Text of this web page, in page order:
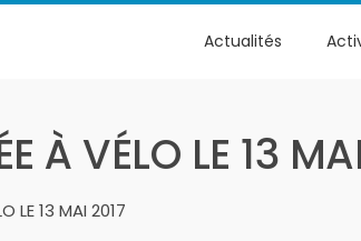
Actualités
À VÉLO LE 13
LE 13 MAI 2017